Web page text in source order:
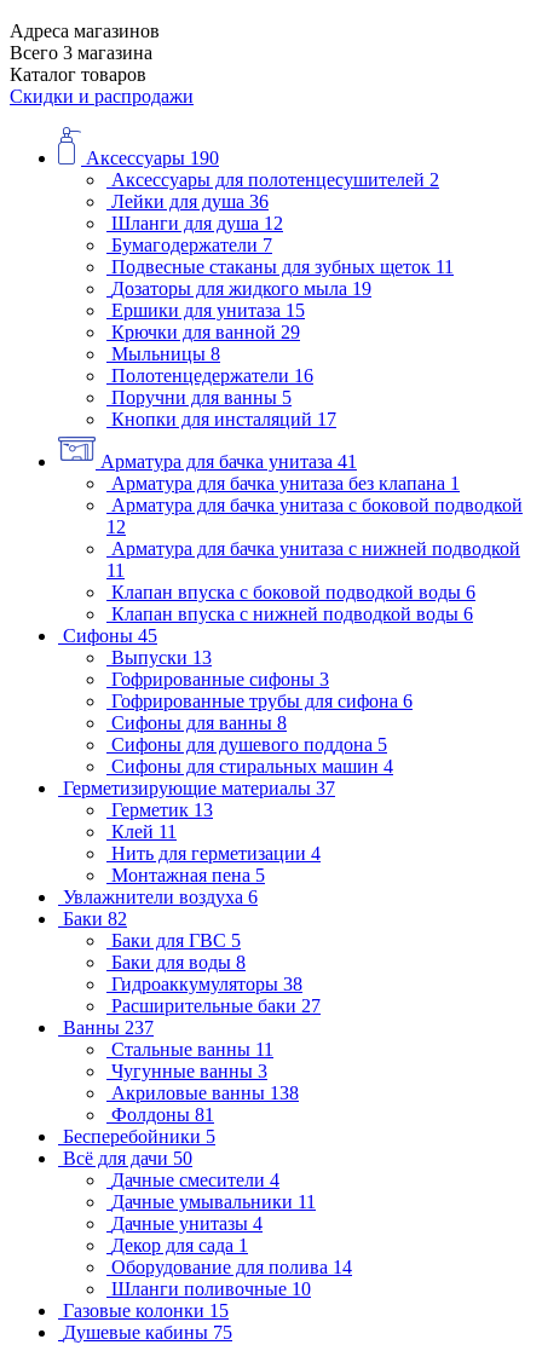
Адреса магазинов
Всего 3 магазина
Каталог товаров
Скидки и распродажи
Аксессуары 190
Аксессуары для полотенцесушителей 2
Лейки для душа 36
Шланги для душа 12
Бумагодержатели 7
Подвесные стаканы для зубных щеток 11
Дозаторы для жидкого мыла 19
Ершики для унитаза 15
Крючки для ванной 29
Мыльницы 8
Полотенцедержатели 16
Поручни для ванны 5
Кнопки для инсталяций 17
Арматура для бачка унитаза 41
Арматура для бачка унитаза без клапана 1
Арматура для бачка унитаза с боковой подводкой
12
Арматура для бачка унитаза с нижней подводкой
11
Клапан впуска с боковой подводкой воды 6
Клапан впуска с нижней подводкой воды 6
Сифоны 45
Выпуски 13
Гофрированные сифоны 3
Гофрированные трубы для сифона 6
Сифоны для ванны 8
Сифоны для душевого поддона 5
Сифоны для стиральных машин 4
Герметизирующие материалы 37
Герметик 13
Клей 11
Нить для герметизации 4
Монтажная пена 5
Увлажнители воздуха 6
Баки 82
Баки для ГВС 5
Баки для воды 8
Гидроаккумуляторы 38
Расширительные баки 27
Ванны 237
Стальные ванны 11
Чугунные ванны 3
Акриловые ванны 138
Фолдоны 81
Бесперебойники 5
Всё для дачи 50
Дачные смесители 4
Дачные умывальники 11
Дачные унитазы 4
Декор для сада 1
Оборудование для полива 14
Шланги поливочные 10
Газовые колонки 15
Душевые кабины 75